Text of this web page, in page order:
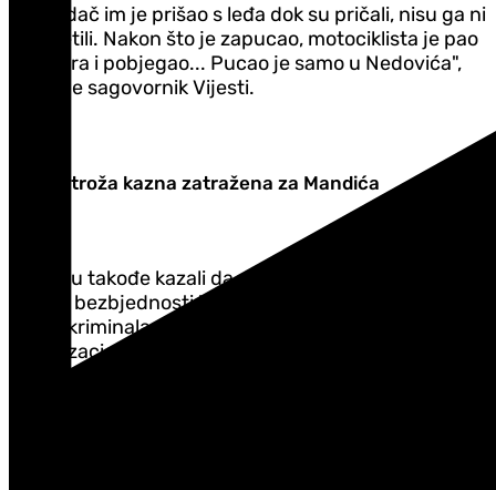
"Napadač im je prišao s leđa dok su pričali, nisu ga ni
primijetili. Nakon što je zapucao, motociklista je pao
s motora i pobjegao... Pucao je samo u Nedovića",
kazao je sagovornik Vijesti.
Najstroža kazna zatražena za Mandića
Iz UP su takođe kazali da službenici Regionalnog
centra bezbjednosti "Centar", te Sektora za borbu
protiv kriminala, uz aktivnu podršku drugih
organizacionih jedinica UP, a u koordinaciji sa Višim
državnim tužilaštvom u Podgorici preduzimaju